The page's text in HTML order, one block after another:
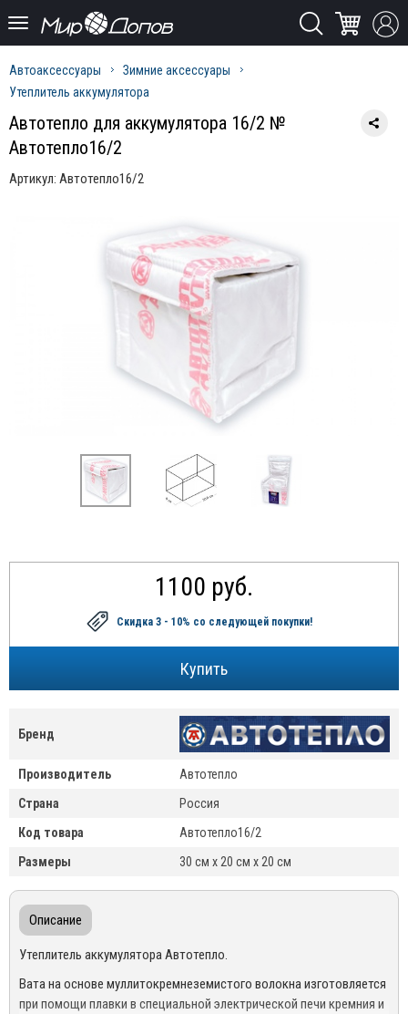
Автоаксессуары
Зимние аксессуары
Утеплитель аккумулятора
Автотепло для аккумулятора 16/2 №
Автотепло16/2
Артикул: Автотепло16/2
1100 руб.
Скидка 3 - 10% со следующей покупки!
Бренд
Производитель
Автотепло
Страна
Россия
Код товара
Автотепло16/2
Размеры
30 см x 20 см x 20 см
Описание
Утеплитель аккумулятора Автотепло.
Вата на основе муллитокремнеземистого волокна изготовляется
при помощи плавки в специальной электрической печи кремния и